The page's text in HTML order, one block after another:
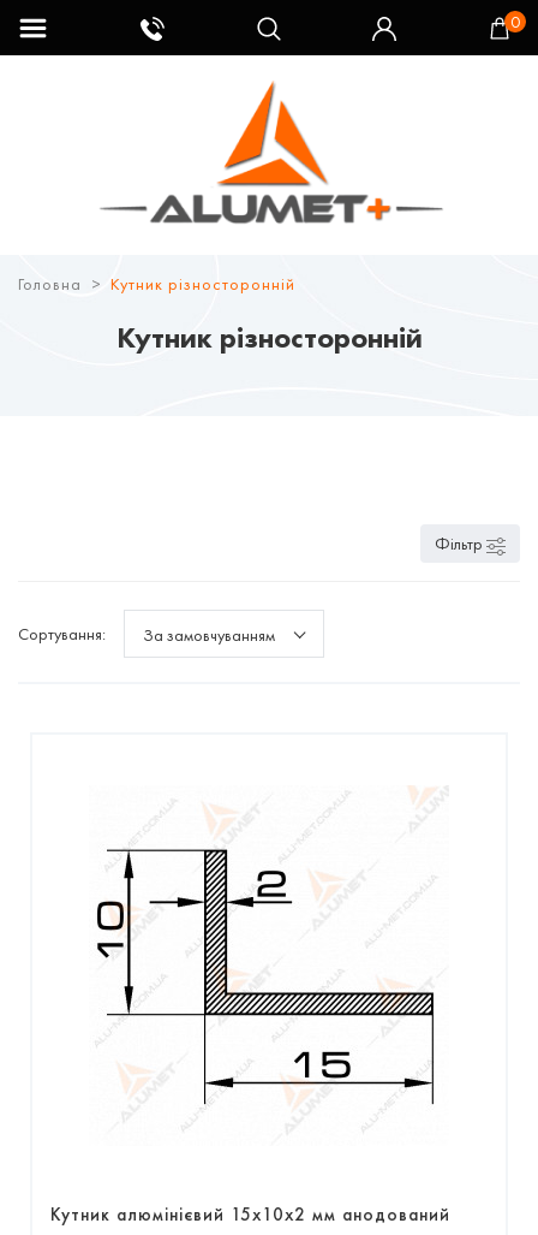
0
Головна Кутник різносторонній
Кутник різносторонній
Фільтр
Сортування: За замовчуванням
Кутник алюмінієвий 15х10х2 мм анодований